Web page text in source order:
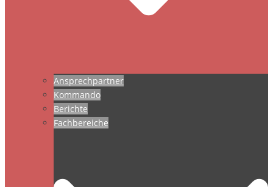
Ansprechpartner
Kommando
Berichte
Fachbereiche